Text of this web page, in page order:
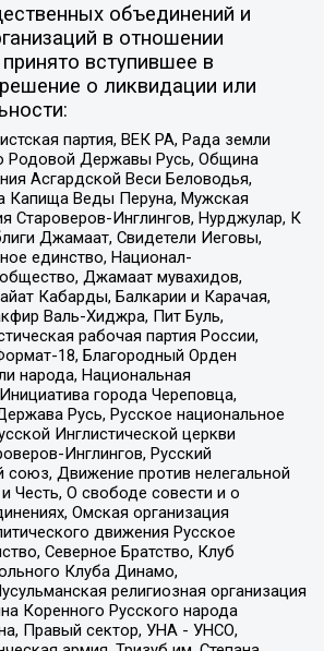
объединений и
в отношении
вступившее в
о ликвидации или
партия, ВЕК РА, Рада земли
Родовой Державы Русь, Община
Асгардской Веси Беловодья,
Капища Веды Перуна, Мужская
Староверов-Инглингов, Нурджулар, К
Джамаат, Свидетели Иеговы,
единство, Национал-
Джамаат мувахидов,
Кабарды, Балкарии и Карачая,
Валь-Хиджра, Пит Буль,
рабочая партия России,
18, Благородный Орден
народа, Национальная
города Череповца,
Русь, Русское национальное
Инглистической церкви
Инглингов, Русский
Движение против нелегальной
Честь, О свободе совести и о
Омская организация
движения Русское
Северное Братство, Клуб
Клуба Динамо,
религиозная организация
Коренного Русского народа
Правый сектор, УНА - УНСО,